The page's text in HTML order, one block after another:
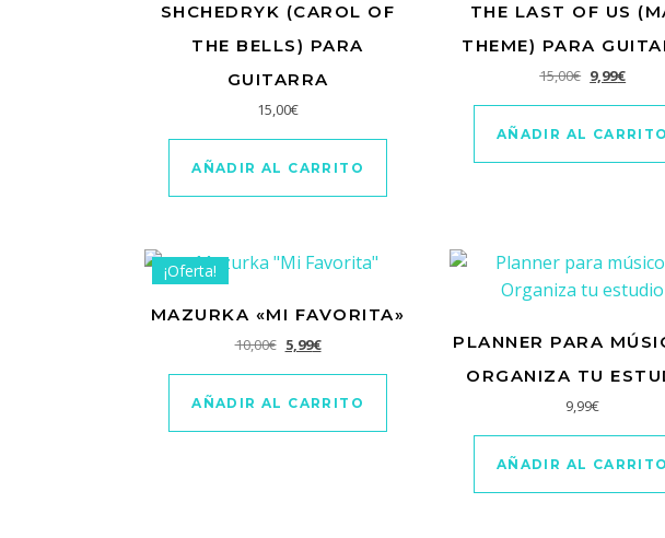
SHCHEDRYK (CAROL OF
THE BELLS) PARA
GUITARRA
15,00€
AÑADIR AL CARRITO
THE LAST OF US
THEME) PARA
15,00€ El precio
9,99€El
AÑADIR AL CARRITO
¡Oferta!
MAZURKA «MI FAVORITA»
10,00€ El precio original era: 10,00€.
5,99€El precio actual es: 5,99€.
AÑADIR AL CARRITO
PLANNER PARA
ORGANIZA TU
9,99€
AÑADIR AL CARRITO